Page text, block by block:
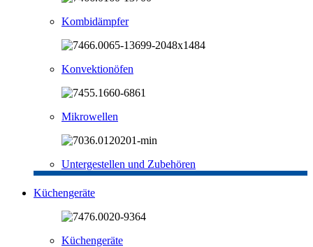
Kombidämpfer
Konvektionöfen
Mikrowellen
Untergestellen und Zubehören
Küchengeräte
Küchengeräte